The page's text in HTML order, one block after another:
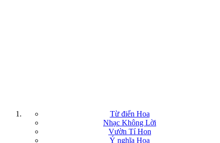
Từ điển Hoa
Nhạc Không Lời
Vườn Tí Hon
Ý nghĩa Hoa